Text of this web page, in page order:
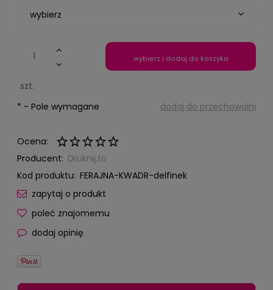
szt.
wybierz i dodaj do koszyka
dodaj do przechowalni
* - Pole wymagane
Ocena:
Producent: Druknij.to
Kod produktu: FERAJNA-KWADR-delfinek
zapytaj o produkt
poleć znajomemu
dodaj opinię